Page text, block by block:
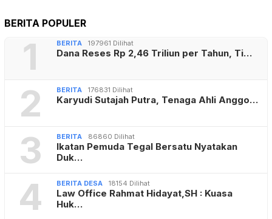
BERITA POPULER
1 BERITA 197961 Dilihat
Dana Reses Rp 2,46 Triliun per Tahun, Ti…
2 BERITA 176831 Dilihat
Karyudi Sutajah Putra, Tenaga Ahli Anggo…
3 BERITA 86860 Dilihat
Ikatan Pemuda Tegal Bersatu Nyatakan
Duk…
4 BERITA DESA 18154 Dilihat
Law Office Rahmat Hidayat,SH : Kuasa
Huk…